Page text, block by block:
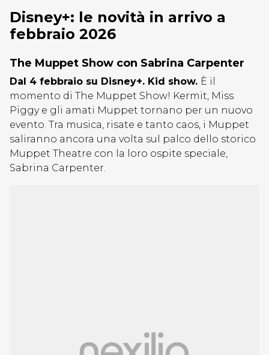
Disney+: le novità in arrivo a
febbraio 2026
The Muppet Show con Sabrina Carpenter
Dal 4 febbraio su Disney+. Kid show. È il
momento di The Muppet Show! Kermit, Miss
Piggy e gli amati Muppet tornano per un nuovo
evento. Tra musica, risate e tanto caos, i Muppet
saliranno ancora una volta sul palco dello storico
Muppet Theatre con la loro ospite speciale,
Sabrina Carpenter.